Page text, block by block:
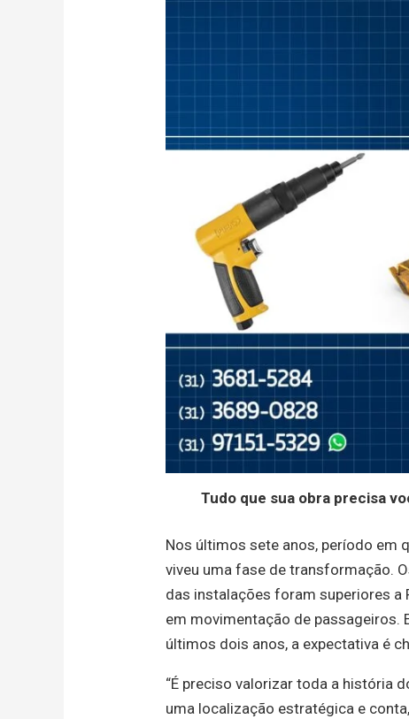
Tudo que sua obra precisa
Nos últimos sete anos, período em
viveu uma fase de transformação.
das instalações foram superiores a
em movimentação de passageiros.
últimos dois anos, a expectativa é
“É preciso valorizar toda a história
uma localização estratégica e